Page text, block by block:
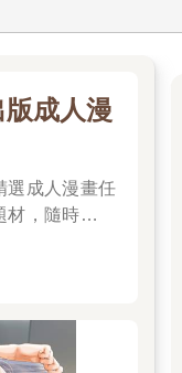
成人漫
選成人漫畫任
，隨時開讀